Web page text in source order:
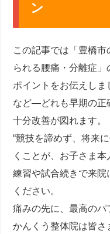
ン
この記事では「豊橋
られる腰痛・分離症
ポイントをお伝えし
など―どれも早期の正
十分改善が図れます。
“競技を諦めず、将来
くことが、お子さま本
練習や試合続きで来
ください。
痛みの先に、最高のパ
かんくう整体院は皆